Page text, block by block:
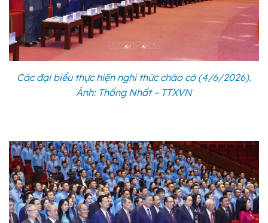
Các đại biểu thực hiện nghi thức chào cờ (4/6/2026).
Ảnh: Thống Nhất – TTXVN